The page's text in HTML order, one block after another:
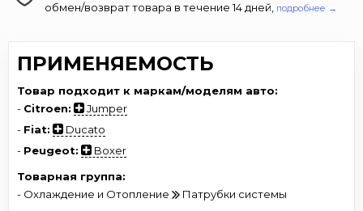
обмен/возврат товара в течение 14 дней, подробнее →
ПРИМЕНЯЕМОСТЬ
Товар подходит к маркам/моделям авто:
- Citroen:
Jumper
- Fiat:
Ducato
- Peugeot:
Boxer
Товарная группа:
- Охлаждение и Отопление
Патрубки системы